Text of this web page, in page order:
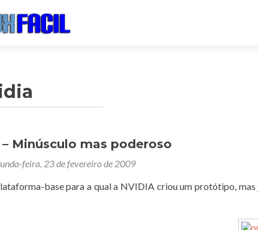
Minúsculo mas poderoso
feira, 23 de fevereiro de 2009
base para a qual a NVIDIA criou um protótipo, mas